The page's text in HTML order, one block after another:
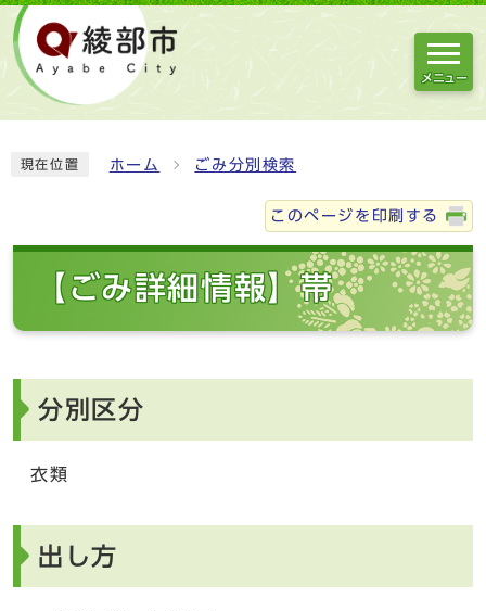
メニュー
現在位置 ホーム ごみ分別検索
このページを印刷する
【ごみ詳細情報】帯
分別区分
衣類
出し方